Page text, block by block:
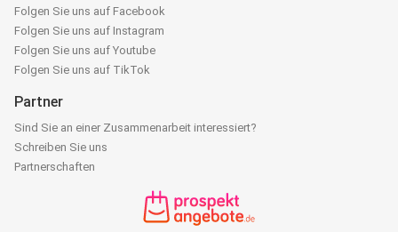
Folgen Sie uns auf Facebook
Folgen Sie uns auf Instagram
Folgen Sie uns auf Youtube
Folgen Sie uns auf TikTok
Partner
Sind Sie an einer Zusammenarbeit interessiert?
Schreiben Sie uns
Partnerschaften